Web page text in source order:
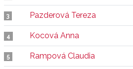
3 Pazderová Tereza
4 Kocová Anna
5 Rampová Claudia